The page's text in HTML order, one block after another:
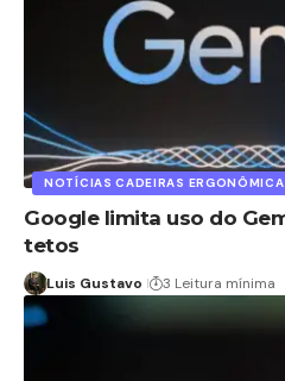
NOTÍCIAS CADEIRAS
Google limita uso do
tetos
Luis Gustavo 3 Leitura mínima